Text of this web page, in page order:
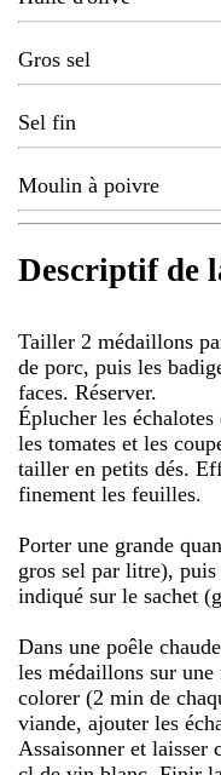
Gros sel
Sel fin
Moulin à poivre
Descriptif de
Tailler 2 médaillons
de porc, puis les
faces. Réserver.
Éplucher les
les tomates et les
tailler en petits dés.
finement les feuilles.
Porter une grande
gros sel par litre),
indiqué sur le sachet
Dans une poêle
les médaillons sur
colorer (2 min de
viande, ajouter les
Assaisonner et laisser